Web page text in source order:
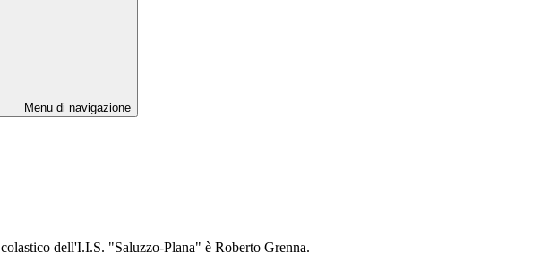
Menu di navigazione
dell'I.I.S. "Saluzzo-Plana" è Roberto Grenna.